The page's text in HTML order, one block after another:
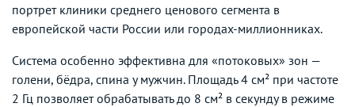
портрет клиники среднего ценового сегмента в
европейской части России или городах-миллионниках.
Система особенно эффективна для «потоковых» зон —
голени, бёдра, спина у мужчин. Площадь 4 см² при частоте
2 Гц позволяет обрабатывать до 8 см² в секунду в режиме